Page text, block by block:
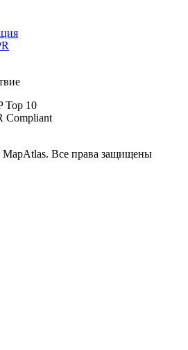
Top 10
Compliant
MapAtlas. Все права защищены